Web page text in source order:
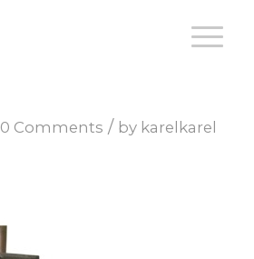
0 Comments / by karelkarel